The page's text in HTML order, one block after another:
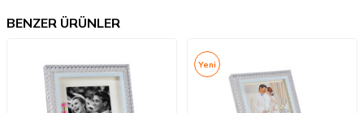
BENZER ÜRÜNLER
Yeni